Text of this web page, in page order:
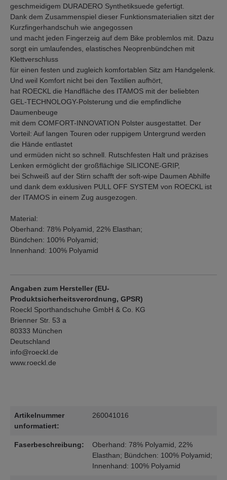
geschmeidigem DURADERO Synthetiksuede gefertigt.
Dank dem Zusammenspiel dieser Funktionsmaterialien sitzt der
Kurzfingerhandschuh wie angegossen
und macht jeden Fingerzeig auf dem Bike problemlos mit. Dazu
sorgt ein umlaufendes, elastisches Neoprenbündchen mit
Klettverschluss
für einen festen und zugleich komfortablen Sitz am Handgelenk.
Und weil Komfort nicht bei den Textilien aufhört,
hat ROECKL die Handfläche des ITAMOS mit der beliebten
GEL-TECHNOLOGY-Polsterung und die empfindliche
Daumenbeuge
mit dem COMFORT-INNOVATION Polster ausgestattet. Der
Vorteil: Auf langen Touren oder ruppigem Untergrund werden
die Hände entlastet
und ermüden nicht so schnell. Rutschfesten Halt und präzises
Lenken ermöglicht der großflächige SILICONE-GRIP,
bei Schweiß auf der Stirn schafft der soft-wipe Daumen Abhilfe
und dank dem exklusiven PULL OFF SYSTEM von ROECKL ist
der ITAMOS in einem Zug ausgezogen.
Material:
Oberhand: 78% Polyamid, 22% Elasthan;
Bündchen: 100% Polyamid;
Innenhand: 100% Polyamid
Angaben zum Hersteller (EU-
Produktsicherheitsverordnung, GPSR)
Roeckl Sporthandschuhe GmbH & Co. KG
Brienner Str. 53 a
80333 München
Deutschland
info@roeckl.de
www.roeckl.de
Artikelnummer
unformatiert:
260041016
Faserbeschreibung:
Oberhand: 78% Polyamid, 22%
Elasthan; Bündchen: 100% Polyamid;
Innenhand: 100% Polyamid